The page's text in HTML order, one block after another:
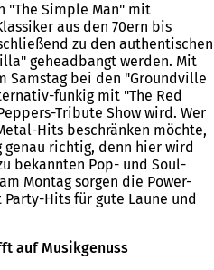
"The Simple Man" mit
aus den 70ern bis
zu den authentischen
geheadbangt werden. Mit
Samstag bei den "Groundville
funkig mit "The Red
Tribute Show wird. Wer
Hits beschränken möchte,
genau richtig, denn hier wird
bekannten Pop- und Soul-
Montag sorgen die Power-
Hits für gute Laune und
auf Musikgenuss